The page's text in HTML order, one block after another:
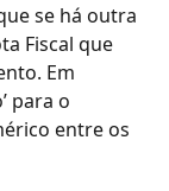
se há outra
Fiscal que
Em
para o
entre os